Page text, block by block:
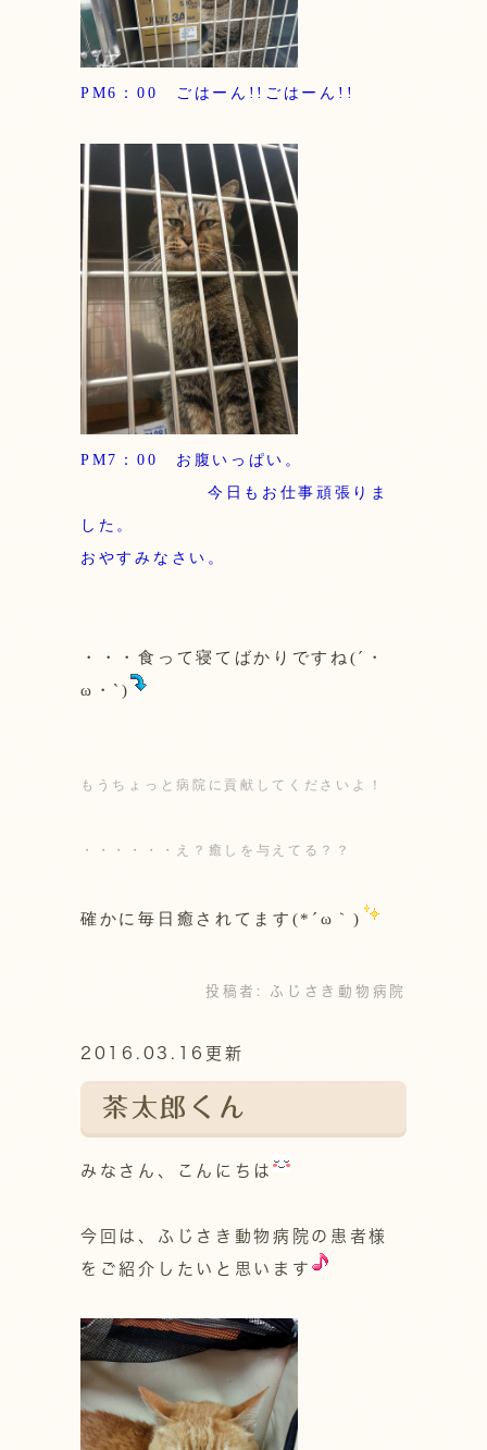
PM6：00 ごはーん!!ごはーん!!
PM7：00 お腹いっぱい。
今日もお仕事頑張りま
した。
おやすみなさい。
・・・食って寝てばかりですね(´・
ω・`)
もうちょっと病院に貢献してくださいよ！
・・・・・・え？癒しを与えてる？？
確かに毎日癒されてます(*´ω｀)
投稿者: ふじさき動物病院
2016.03.16更新
茶太郎くん
みなさん、こんにちは
今回は、ふじさき動物病院の患者様
をご紹介したいと思います